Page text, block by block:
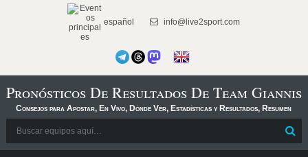
español info@live2sport.com
Pronósticos De Resultados De Team Giannis
Consejos para Apostar, En Vivo, Dónde Ver, Estadísticas y Resultados, Resumen